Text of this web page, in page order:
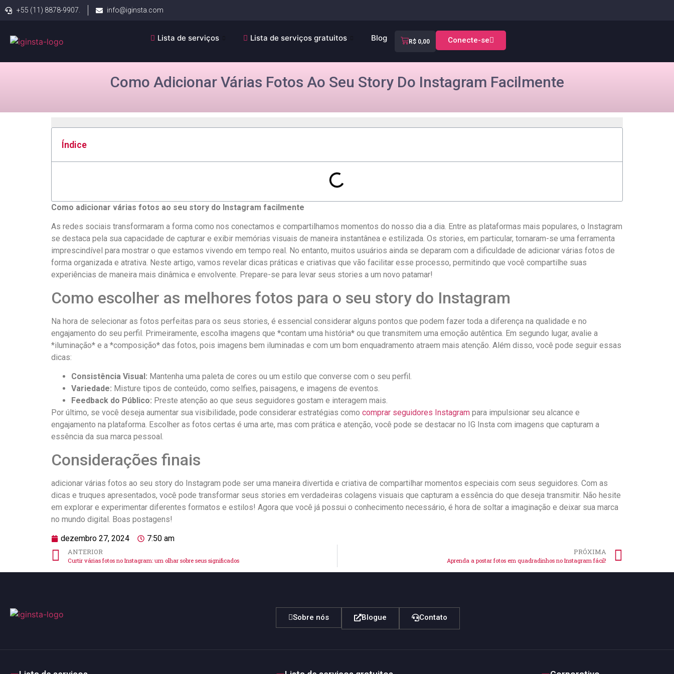
+55 (11) 8878-9907. info@iginsta.com
Lista de serviços Lista de serviços gratuitos Blog R$0,00 Conecte-se
Como Adicionar Várias Fotos Ao Seu Story Do Instagram Facilmente
Índice
Como adicionar várias fotos ao⁣ seu⁢ story do Instagram facilmente
As redes sociais transformaram a forma como nos conectamos e‌ compartilhamos⁢ momentos do⁤ nosso dia a dia. Entre ⁣as plataformas mais populares, o Instagram⁤
se destaca pela sua capacidade de capturar e ⁣exibir memórias visuais de maneira instantânea e estilizada. Os stories, em particular, tornaram-se uma ferramenta
imprescindível para mostrar o que estamos vivendo em tempo⁤ real. No entanto, muitos usuários ainda se deparam com ⁣a ​dificuldade de adicionar várias fotos de
forma organizada e atrativa. Neste⁢ artigo, vamos revelar dicas práticas e criativas que‌ vão facilitar esse ⁤processo, permitindo que você compartilhe suas
experiências⁢ de maneira mais dinâmica e envolvente. Prepare-se‍ para‍ levar ‌seus⁣ stories a⁣ um ‍novo ‌patamar!
Como escolher as melhores fotos‍ para o seu story do Instagram
Na hora de selecionar as fotos perfeitas para os seus stories, é essencial ​considerar alguns ‍pontos que podem ⁣fazer⁢ toda a diferença na qualidade e ⁤no
engajamento⁤ do seu perfil. Primeiramente,⁣ escolha imagens que *contam⁢ uma⁣ história* ou que transmitem uma emoção autêntica. Em ‌segundo lugar, avalie a
*iluminação* e a *composição* das fotos, pois imagens bem iluminadas ⁢e com ⁤um bom enquadramento atraem mais atenção. Além disso,⁤ você pode seguir‌ essas
dicas:
Consistência Visual: Mantenha uma paleta⁢ de cores ou​ um estilo que converse com⁤ o seu perfil.
Variedade: Misture tipos de conteúdo, como selfies, paisagens, e imagens de eventos.
Feedback do Público: Preste atenção ao que seus seguidores gostam e interagem mais.
Por último, se você deseja aumentar sua visibilidade, pode considerar estratégias como‍ comprar seguidores Instagram para impulsionar seu alcance e
engajamento na plataforma. Escolher⁣ as fotos certas é uma arte, mas com prática e atenção, você pode se destacar ⁤no IG ‌Insta com imagens que capturam a
essência da sua marca pessoal.
Considerações finais
adicionar várias ⁤fotos ao‌ seu story do Instagram pode ser uma maneira divertida e criativa de compartilhar momentos especiais com seus seguidores. Com as
dicas e truques apresentados, você pode⁣ transformar seus stories em verdadeiras colagens visuais que capturam a essência do que deseja transmitir. Não hesite
em explorar e experimentar diferentes formatos e ⁤estilos! Agora que você já possui o conhecimento necessário, é hora de ⁢soltar a imaginação e deixar⁣ sua marca
no mundo digital. Boas postagens!
dezembro 27, 2024 7:50 am
ANTERIOR
Curtir várias fotos no Instagram: um olhar sobre seus significados
PRÓXIMA
Aprenda a postar fotos em quadradinhos no Instagram fácil!
Sobre nós Blogue Contato